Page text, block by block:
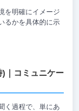
を明確にイメージ
るかを具体的に示
｜コミュニケー
く過程で、単にあ